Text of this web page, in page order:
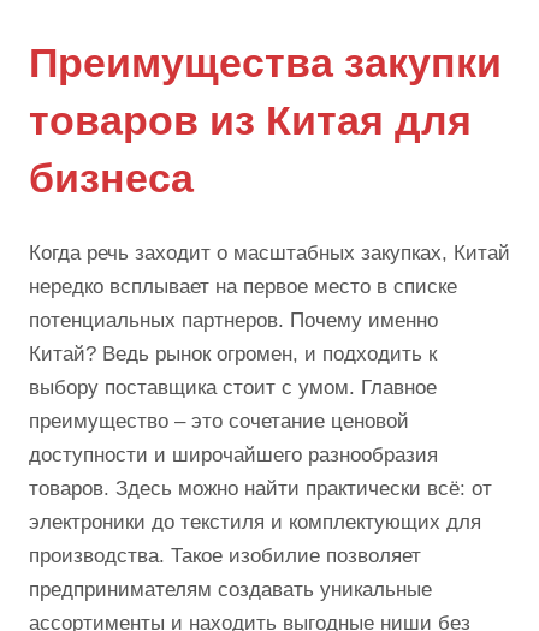
Преимущества закупки
товаров из Китая для
бизнеса
Когда речь заходит о масштабных закупках, Китай
нередко всплывает на первое место в списке
потенциальных партнеров. Почему именно
Китай? Ведь рынок огромен, и подходить к
выбору поставщика стоит с умом. Главное
преимущество – это сочетание ценовой
доступности и широчайшего разнообразия
товаров. Здесь можно найти практически всё: от
электроники до текстиля и комплектующих для
производства. Такое изобилие позволяет
предпринимателям создавать уникальные
ассортименты и находить выгодные ниши без